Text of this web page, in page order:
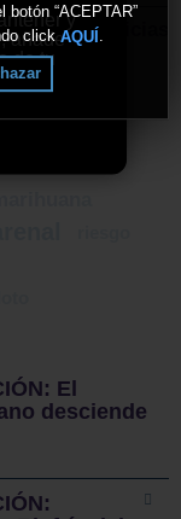
y
añade
de tu
“ACEPTAR”
click AQUÍ
Más noticias
El
desciende